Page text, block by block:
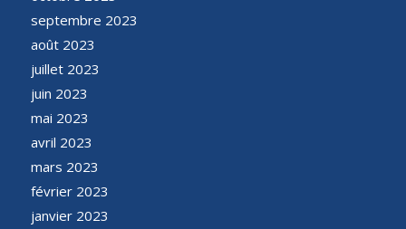
septembre 2023
août 2023
juillet 2023
juin 2023
mai 2023
avril 2023
mars 2023
février 2023
janvier 2023